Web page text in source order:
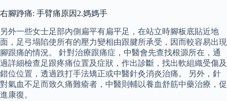
右腳踭痛: 手臂痛原因2.媽媽手
另外一些女士足部內側扁平有扁平足，在站立時腳板底貼近地
面，足弓塌陷使所有的壓力變相由跟腱所承受，因而較容易出現
腳跟痛的情況。 針對治療跟痛症，中醫會先查找根源所在，通
過詳細檢查足跟疼痛位置及症狀，作出診斷，找出軟組織受傷及
錯位位置，透過跌打手法矯正或中醫針灸消炎治痛。 另外，針
對氣血不足而致久痛難瘉者，中醫則輔以養血舒筋中藥治療，促
進康復。